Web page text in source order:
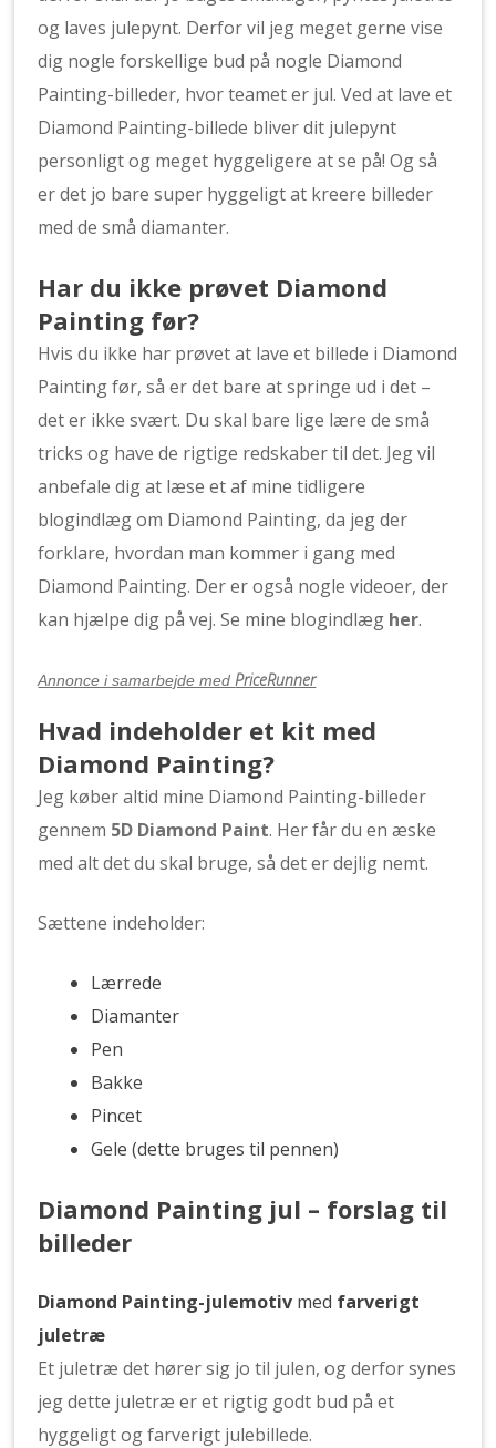
og laves julepynt. Derfor vil jeg meget gerne vise
dig nogle forskellige bud på nogle Diamond
Painting-billeder, hvor teamet er jul. Ved at lave et
Diamond Painting-billede bliver dit julepynt
personligt og meget hyggeligere at se på! Og så
er det jo bare super hyggeligt at kreere billeder
med de små diamanter.
Har du ikke prøvet Diamond
Painting før?
Hvis du ikke har prøvet at lave et billede i Diamond
Painting før, så er det bare at springe ud i det –
det er ikke svært. Du skal bare lige lære de små
tricks og have de rigtige redskaber til det. Jeg vil
anbefale dig at læse et af mine tidligere
blogindlæg om Diamond Painting, da jeg der
forklare, hvordan man kommer i gang med
Diamond Painting. Der er også nogle videoer, der
kan hjælpe dig på vej. Se mine blogindlæg her.
Annonce i samarbejde med PriceRunner
Hvad indeholder et kit med
Diamond Painting?
Jeg køber altid mine Diamond Painting-billeder
gennem 5D Diamond Paint. Her får du en æske
med alt det du skal bruge, så det er dejlig nemt.
Sættene indeholder:
Lærrede
Diamanter
Pen
Bakke
Pincet
Gele (dette bruges til pennen)
Diamond Painting jul – forslag til
billeder
Diamond Painting-julemotiv med farverigt
juletræ
Et juletræ det hører sig jo til julen, og derfor synes
jeg dette juletræ er et rigtig godt bud på et
hyggeligt og farverigt julebillede.